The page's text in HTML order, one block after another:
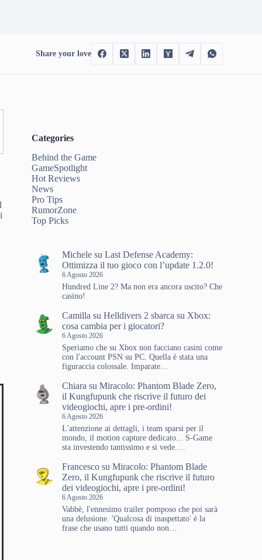
Share your love
Categories
Behind the Game
GameSpotlight
Hot Reviews
News
Pro Tips
RumorZone
Top Picks
Michele suLast Defense Academy:
Ottimizza il tuo gioco con l’update 1.2.0!
6 Agosto 2026
Hundred Line 2? Ma non era ancora uscito? Che
casino!
Camilla suHelldivers 2 sbarca su Xbox:
cosa cambia per i giocatori?
6 Agosto 2026
Speriamo che su Xbox non facciano casini come
con l'account PSN su PC. Quella è stata una
figuraccia colossale. Imparate…
Chiara suMiracolo: Phantom Blade Zero,
il Kungfupunk che riscrive il futuro dei
videogiochi, apre i pre-ordini!
6 Agosto 2026
L'attenzione ai dettagli, i team sparsi per il
mondo, il motion capture dedicato... S-Game
sta investendo tantissimo e si vede.…
Francesco suMiracolo: Phantom Blade
Zero, il Kungfupunk che riscrive il futuro
dei videogiochi, apre i pre-ordini!
6 Agosto 2026
Vabbè, l'ennesimo trailer pomposo che poi sarà
una delusione. 'Qualcosa di inaspettato' è la
frase che usano tutti quando non…